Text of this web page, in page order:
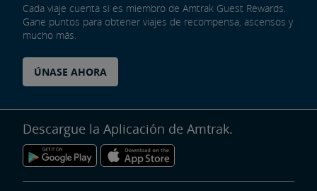
Cada viaje cuenta si es miembro de Amtrak Guest Rewards.
Gane puntos para obtener viajes de recompensa, ascensos y
mucho más.
ÚNASE AHORA
Descargue la Aplicación de Amtrak.